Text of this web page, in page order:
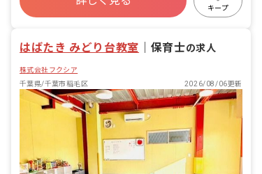
寮・住宅・家賃補助あり
社会保険完備
昇給昇進あり
キープ
はばたき みどり台教室 保育士の求人
株式会社フクシア
千葉県/千葉市稲毛区
2026/08/06更新